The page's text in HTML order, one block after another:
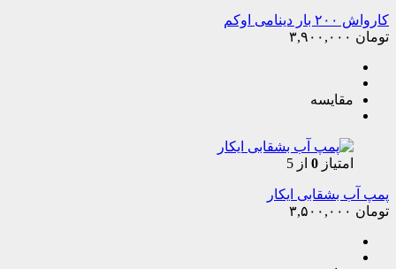
کارواش ۲۰۰ بار دینامی اوکم
تومان
مقایسه
امتیاز 0 از 5
پمپ آب بشقابی ایکار
تومان